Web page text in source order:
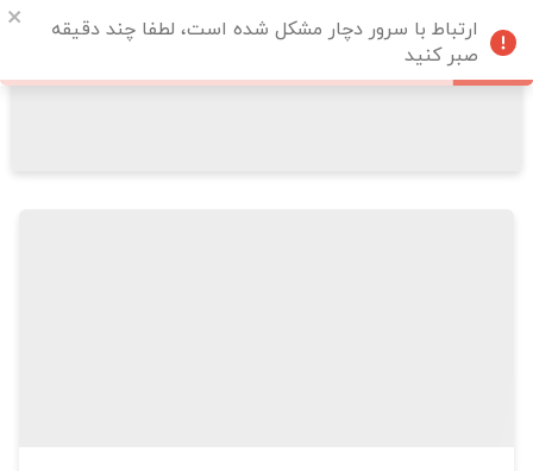
ارتباط با سرور دچار مشکل شده است، لطفا چند دقیقه
صبر کنید